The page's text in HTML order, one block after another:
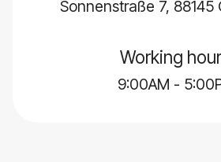
Sonnenstraße 7, 88145
Working
9:00AM -